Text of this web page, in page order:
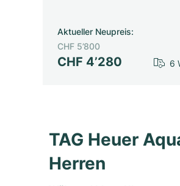
CHF 4’280
Aktueller Neupreis:
CHF 5’800
6
TAG Heuer
Herren